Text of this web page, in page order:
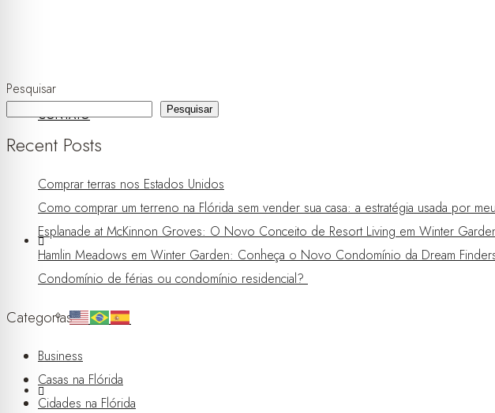
CONTATO
Pesquisar
Pesquisar
Recent Posts
Comprar terras nos Estados Unidos
Como comprar um terreno na Flórida sem vender sua casa: a estratégia usada por
Esplanade at McKinnon Groves: O Novo Conceito de Resort Living em Winter
Hamlin Meadows em Winter Garden: Conheça o Novo Condomínio da Dream
Condomínio de férias ou condomínio residencial?
Categorias
Business
Casas na Flórida
Cidades na Flórida